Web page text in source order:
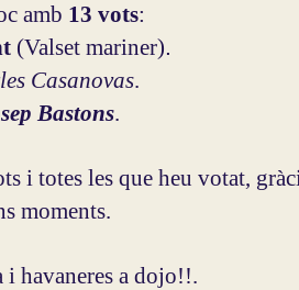
amb 13 vots:
(Valset mariner).
Casanovas.
Bastons.
i totes les que heu votat,
moments.
i havaneres a dojo!!.